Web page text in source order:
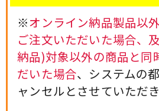
※オンライン納品製品以
ご注文いただいた場合、
納品)対象以外の商品と同
だいた場合、システムの
ャンセルとさせていただき